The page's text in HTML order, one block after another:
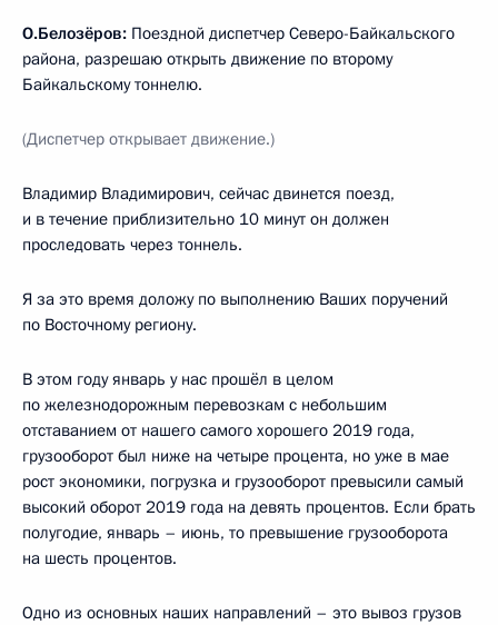
О.Белозёров: Поездной диспетчер Северо-Байкальского
района, разрешаю открыть движение по второму
Байкальскому тоннелю.
(Диспетчер открывает движение.)
Владимир Владимирович, сейчас двинется поезд,
и в течение приблизительно 10 минут он должен
проследовать через тоннель.
Я за это время доложу по выполнению Ваших поручений
по Восточному региону.
В этом году январь у нас прошёл в целом
по железнодорожным перевозкам с небольшим
отставанием от нашего самого хорошего 2019 года,
грузооборот был ниже на четыре процента, но уже в мае
рост экономики, погрузка и грузооборот превысили самый
высокий оборот 2019 года на девять процентов. Если брать
полугодие, январь – июнь, то превышение грузооборота
на шесть процентов.
Одно из основных наших направлений – это вывоз грузов